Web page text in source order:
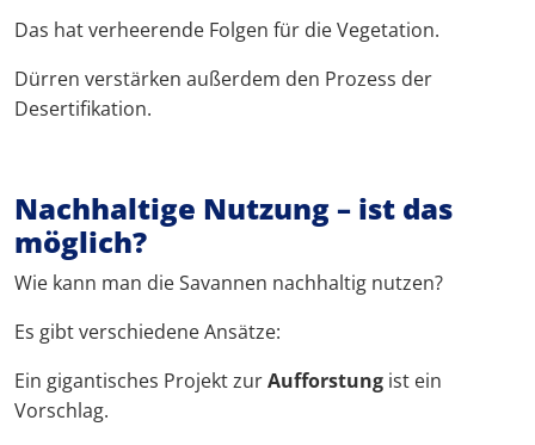
Das hat verheerende Folgen für die Vegetation.
Dürren verstärken außerdem den Prozess der
Desertifikation.
Nachhaltige Nutzung – ist das
möglich?
Wie kann man die Savannen nachhaltig nutzen?
Es gibt verschiedene Ansätze:
Ein gigantisches Projekt zurAufforstung ist ein
Vorschlag.